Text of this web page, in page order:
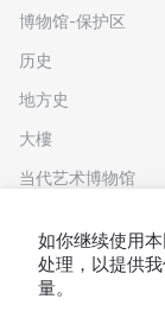
博物馆-保护区
历史
地方史
大樓
当代艺术博物馆
如你继续使用
处理，以提供
量。